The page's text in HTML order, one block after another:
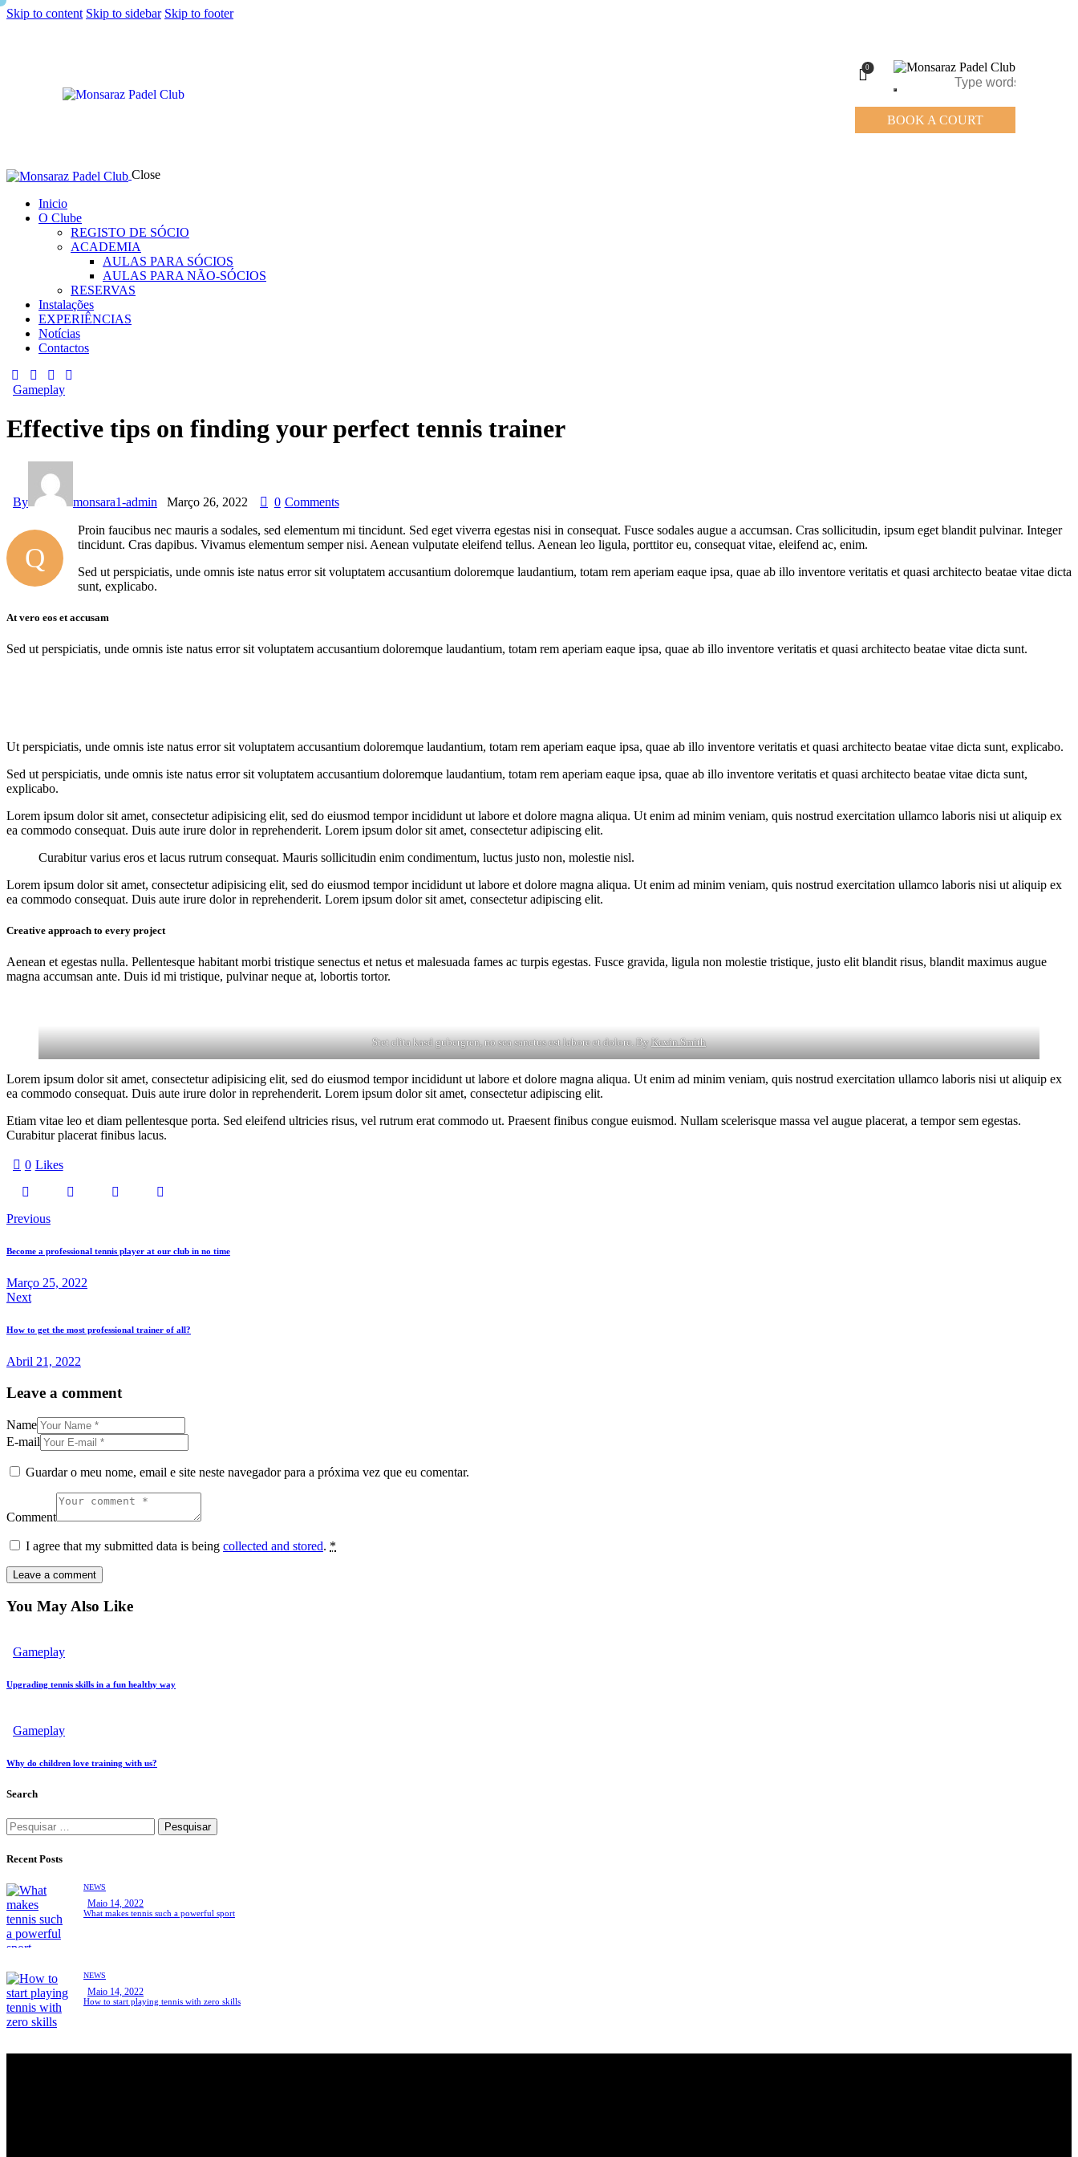
Skip to content Skip to sidebar Skip to footer
0
BOOK A COURT
Close
Inicio
O Clube
REGISTO DE SÓCIO
ACADEMIA
AULAS PARA SÓCIOS
AULAS PARA NÃO-SÓCIOS
RESERVAS
Instalações
EXPERIÊNCIAS
Notícias
Contactos
Gameplay
Effective tips on finding your perfect tennis trainer
By monsara1-admin Março 26, 2022 0 Comments
Q
Proin faucibus nec mauris a sodales, sed elementum mi tincidunt. Sed eget viverra egestas nisi in consequat. Fusce sodales augue a accumsan. Cras sollicitudin, ipsum eget blandit pulvinar. Integer
tincidunt. Cras dapibus. Vivamus elementum semper nisi. Aenean vulputate eleifend tellus. Aenean leo ligula, porttitor eu, consequat vitae, eleifend ac, enim.
Sed ut perspiciatis, unde omnis iste natus error sit voluptatem accusantium doloremque laudantium, totam rem aperiam eaque ipsa, quae ab illo inventore veritatis et quasi architecto beatae vitae dicta
sunt, explicabo.
At vero eos et accusam
Sed ut perspiciatis, unde omnis iste natus error sit voluptatem accusantium doloremque laudantium, totam rem aperiam eaque ipsa, quae ab illo inventore veritatis et quasi architecto beatae vitae dicta sunt.
Ut perspiciatis, unde omnis iste natus error sit voluptatem accusantium doloremque laudantium, totam rem aperiam eaque ipsa, quae ab illo inventore veritatis et quasi architecto beatae vitae dicta sunt, explicabo.
Sed ut perspiciatis, unde omnis iste natus error sit voluptatem accusantium doloremque laudantium, totam rem aperiam eaque ipsa, quae ab illo inventore veritatis et quasi architecto beatae vitae dicta sunt,
explicabo.
Lorem ipsum dolor sit amet, consectetur adipisicing elit, sed do eiusmod tempor incididunt ut labore et dolore magna aliqua. Ut enim ad minim veniam, quis nostrud exercitation ullamco laboris nisi ut aliquip ex
ea commodo consequat. Duis aute irure dolor in reprehenderit. Lorem ipsum dolor sit amet, consectetur adipiscing elit.
Curabitur varius eros et lacus rutrum consequat. Mauris sollicitudin enim condimentum, luctus justo non, molestie nisl.
Lorem ipsum dolor sit amet, consectetur adipisicing elit, sed do eiusmod tempor incididunt ut labore et dolore magna aliqua. Ut enim ad minim veniam, quis nostrud exercitation ullamco laboris nisi ut aliquip ex
ea commodo consequat. Duis aute irure dolor in reprehenderit. Lorem ipsum dolor sit amet, consectetur adipiscing elit.
Creative approach to every project
Aenean et egestas nulla. Pellentesque habitant morbi tristique senectus et netus et malesuada fames ac turpis egestas. Fusce gravida, ligula non molestie tristique, justo elit blandit risus, blandit maximus augue
magna accumsan ante. Duis id mi tristique, pulvinar neque at, lobortis tortor.
Stet clita kasd gubergren, no sea sanctus est labore et dolore. ByKevin Smith
Lorem ipsum dolor sit amet, consectetur adipisicing elit, sed do eiusmod tempor incididunt ut labore et dolore magna aliqua. Ut enim ad minim veniam, quis nostrud exercitation ullamco laboris nisi ut aliquip ex
ea commodo consequat. Duis aute irure dolor in reprehenderit. Lorem ipsum dolor sit amet, consectetur adipiscing elit.
Etiam vitae leo et diam pellentesque porta. Sed eleifend ultricies risus, vel rutrum erat commodo ut. Praesent finibus congue euismod. Nullam scelerisque massa vel augue placerat, a tempor sem egestas.
Curabitur placerat finibus lacus.
0 Likes
Previous
Become a professional tennis player at our club in no time
Março 25, 2022
Next
How to get the most professional trainer of all?
Abril 21, 2022
Leave a comment
Name
E-mail
Guardar o meu nome, email e site neste navegador para a próxima vez que eu comentar.
Comment
I agree that my submitted data is being collected and stored. *
You May Also Like
Gameplay
Upgrading tennis skills in a fun healthy way
Gameplay
Why do children love training with us?
Search
Recent Posts
NEWS
Maio 14, 2022
What makes tennis such a powerful sport
NEWS
Maio 14, 2022
How to start playing tennis with zero skills